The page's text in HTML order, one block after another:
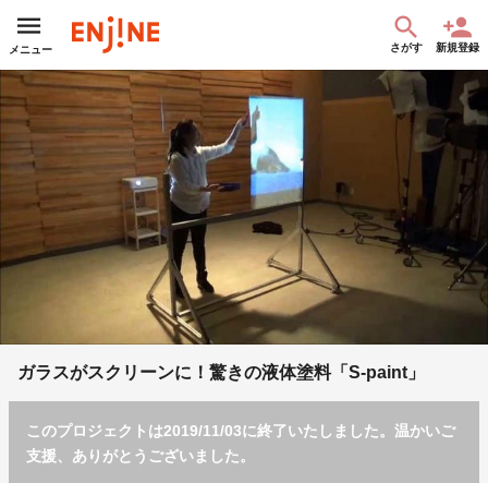
メニュー さがす 新規登録
ガラスがスクリーンに！驚きの液体塗料「S-paint」
このプロジェクトは2019/11/03に終了いたしました。温かいご
支援、ありがとうございました。